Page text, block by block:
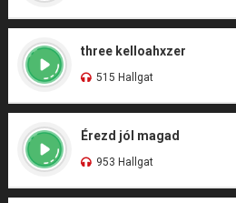
three kelloahxzer
515 Hallgat
Érezd jól magad
953 Hallgat